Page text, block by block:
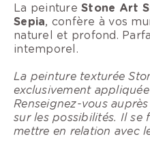
La peintureStone Art
Sepia, confère à vos
naturel et profond.
intemporel.
La peinture texturée
exclusivement
Renseignez-vous
sur les possibilités. Il se
mettre en relation avec